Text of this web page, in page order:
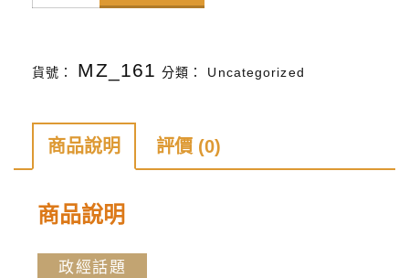
天
雜
第
155
期
貨號： MZ_161 分類： Uncategorized
商品說明 評價 (0)
商品說明
政經話題